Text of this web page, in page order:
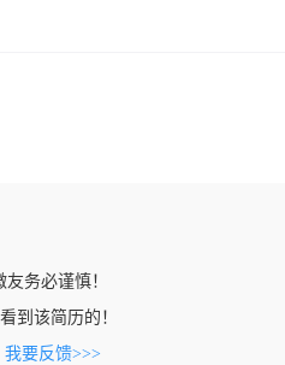
务必谨慎！
到该简历的！
我要反馈>>>